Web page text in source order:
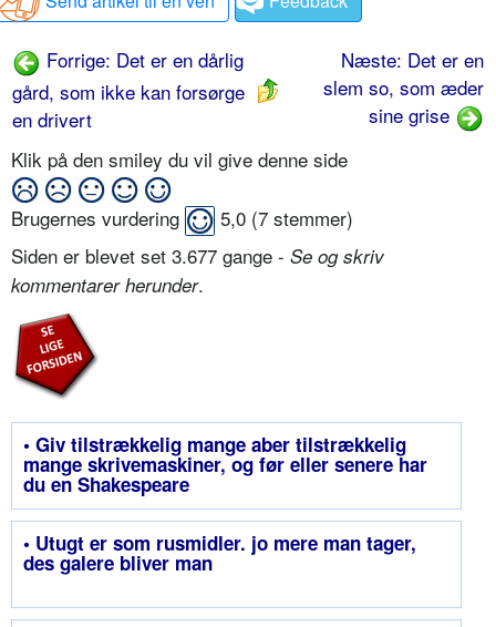
Forrige: Det er en dårlig
gård, som ikke kan forsørge
en drivert
Næste: Det er en
slem so, som æder
sine grise
Klik på den smiley du vil give denne side
Brugernes vurdering 5,0 (7 stemmer)
Siden er blevet set 3.677 gange - Se og skriv
kommentarer herunder.
• Giv tilstrækkelig mange aber tilstrækkelig
mange skrivemaskiner, og før eller senere har
du en Shakespeare
• Utugt er som rusmidler. jo mere man tager,
des galere bliver man